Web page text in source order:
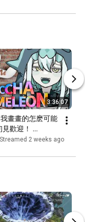
3:36:07
我畫畫的怎麽可能
歡迎！
Streamed 2 weeks ago